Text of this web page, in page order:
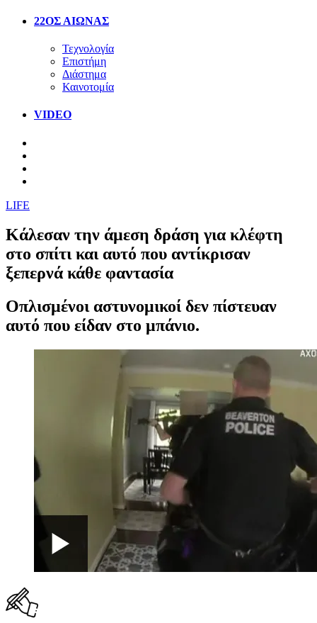
22ΟΣ ΑΙΩΝΑΣ
Τεχνολογία
Επιστήμη
Διάστημα
Καινοτομία
VIDEO
LIFE
Κάλεσαν την άμεση δράση για κλέφτη
στο σπίτι και αυτό που αντίκρισαν
ξεπερνά κάθε φαντασία
Οπλισμένοι αστυνομικοί δεν πίστευαν
αυτό που είδαν στο μπάνιο.